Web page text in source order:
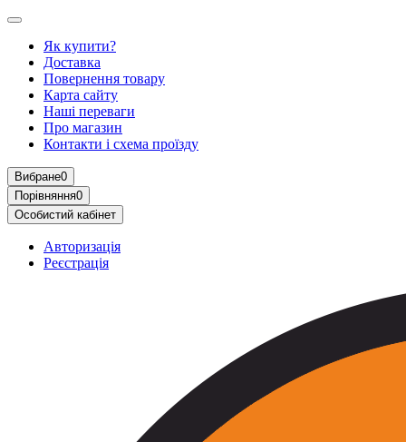
Як купити?
Доставка
Повернення товару
Карта сайту
Наші переваги
Про магазин
Контакти і схема проїзду
Вибране0
Порівняння0
Особистий кабінет
Авторизація
Реєстрація